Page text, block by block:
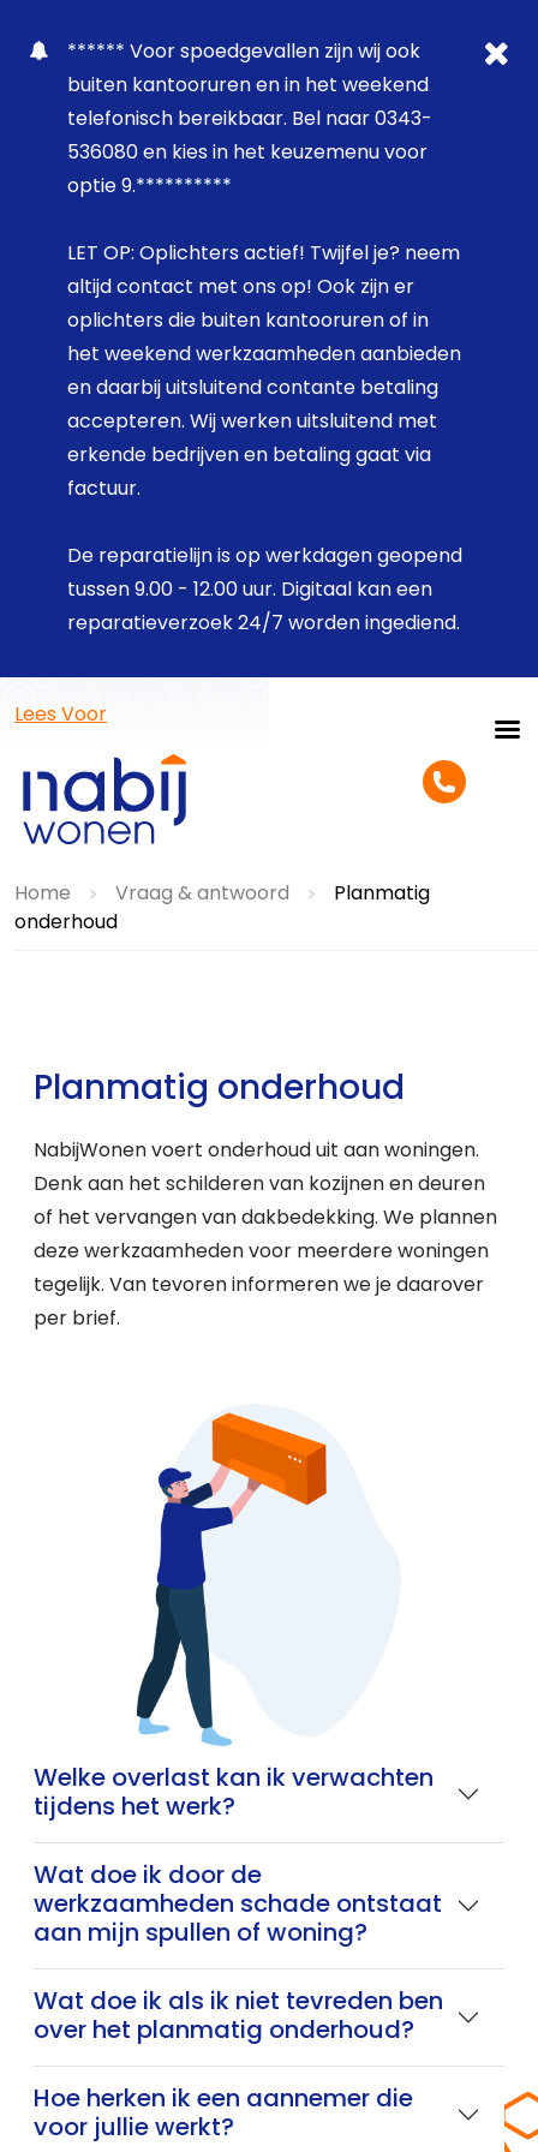
****** Voor spoedgevallen zijn wij ook
buiten kantooruren en in het weekend
telefonisch bereikbaar. Bel naar 0343-
536080 en kies in het keuzemenu voor
optie 9.**********
LET OP: Oplichters actief! Twijfel je? neem
altijd contact met ons op! Ook zijn er
oplichters die buiten kantooruren of in
het weekend werkzaamheden aanbieden
en daarbij uitsluitend contante betaling
accepteren. Wij werken uitsluitend met
erkende bedrijven en betaling gaat via
factuur.
De reparatielijn is op werkdagen geopend
tussen 9.00 - 12.00 uur. Digitaal kan een
reparatieverzoek 24/7 worden ingediend.
Lees Voor
Home > Vraag & antwoord >
Planmatig
onderhoud
Planmatig onderhoud
NabijWonen voert onderhoud uit aan woningen.
Denk aan het schilderen van kozijnen en deuren
of het vervangen van dakbedekking. We plannen
deze werkzaamheden voor meerdere woningen
tegelijk. Van tevoren informeren we je daarover
per brief.
Welke overlast kan ik verwachten
tijdens het werk?
Wat doe ik door de
werkzaamheden schade ontstaat
aan mijn spullen of woning?
Wat doe ik als ik niet tevreden ben
over het planmatig onderhoud?
Hoe herken ik een aannemer die
voor jullie werkt?